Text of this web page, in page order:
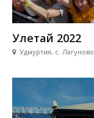
Улетай 2022
Удмуртия, с. Лагуново